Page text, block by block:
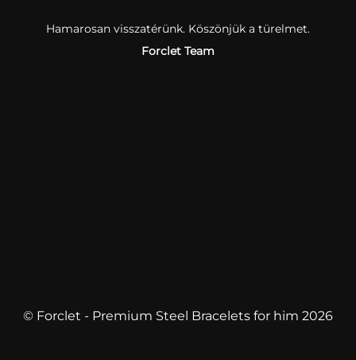
Hamarosan visszatérünk. Köszönjük a türelmet.
Forclet Team
© Forclet - Premium Steel Bracelets for him 2026